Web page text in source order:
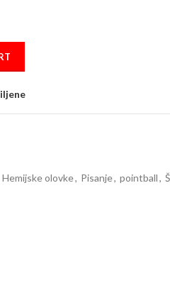
Hemijske olovke, Pisanje, pointball,